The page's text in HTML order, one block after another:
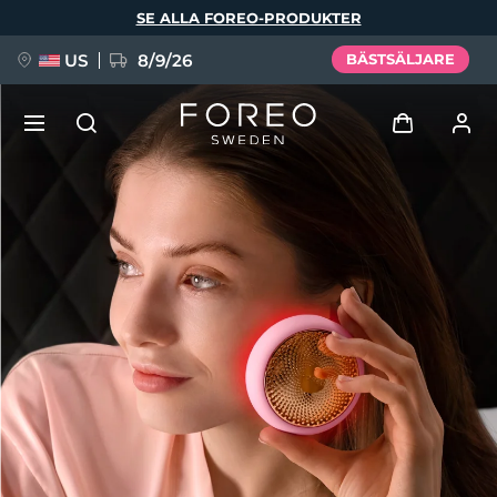
SE ALLA FOREO-PRODUKTER
US 8/9/26 BÄSTSÄLJARE
Logga in
Användarprofil
Mina enheter
Mina beställningar
Mina adresser
Mina prenumerationer
FAQ™ Pure Beauty-Tech Elixir
BREAKING NEWS
issa™ Teeth Whitening Set
Deutsch
Español
Français
Italiano
Português
Polski
Svenska
Русский
Türkçe
简体中文 繁體中文